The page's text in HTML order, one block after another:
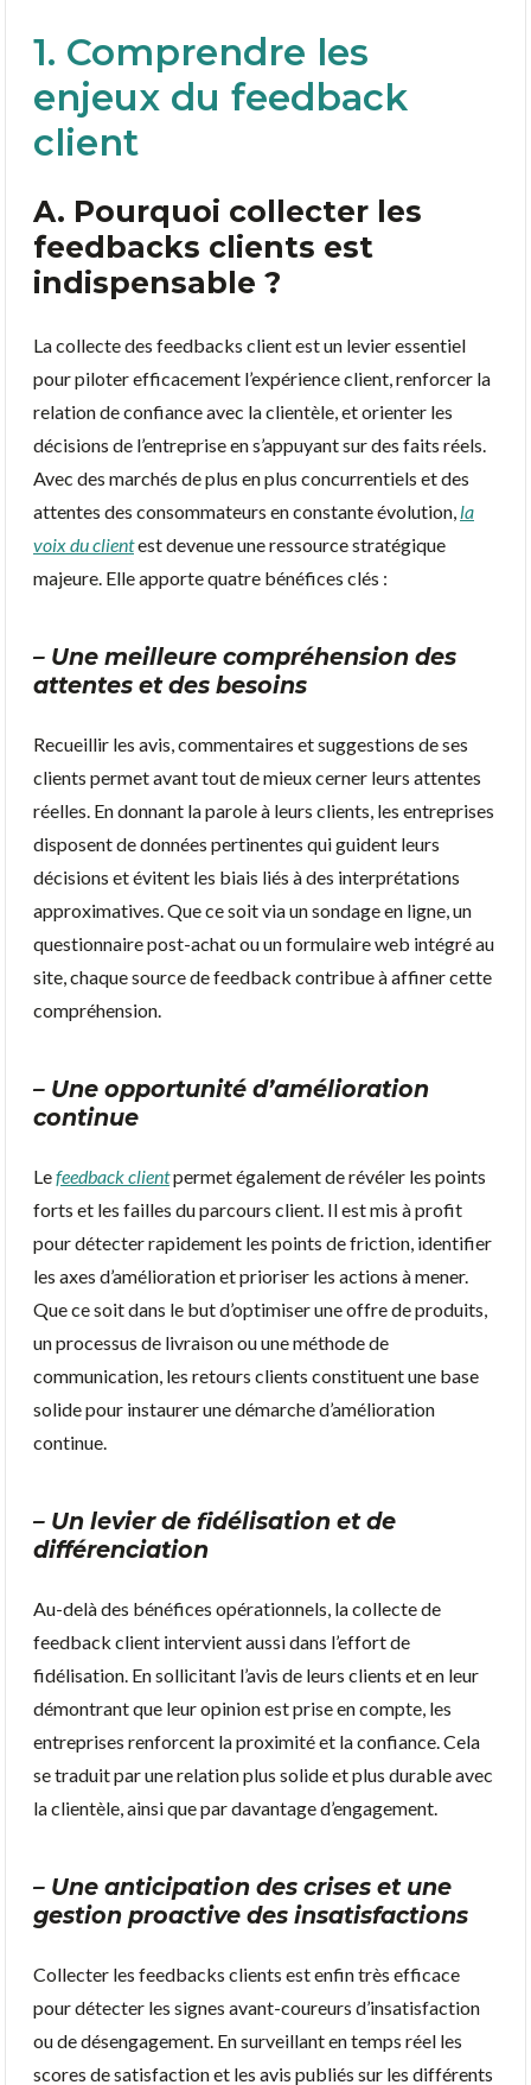
1. Comprendre les
enjeux du feedback
client
A. Pourquoi collecter les
feedbacks clients est
indispensable ?
La collecte des feedbacks client est un levier essentiel
pour piloter efficacement l’expérience client, renforcer la
relation de confiance avec la clientèle, et orienter les
décisions de l’entreprise en s’appuyant sur des faits réels.
Avec des marchés de plus en plus concurrentiels et des
attentes des consommateurs en constante évolution, la
voix du clientest devenue une ressource stratégique
majeure. Elle apporte quatre bénéfices clés :
– Une meilleure compréhension des
attentes et des besoins
Recueillir les avis, commentaires et suggestions de ses
clients permet avant tout de mieux cerner leurs attentes
réelles. En donnant la parole à leurs clients, les entreprises
disposent de données pertinentes qui guident leurs
décisions et évitent les biais liés à des interprétations
approximatives. Que ce soit via un sondage en ligne, un
questionnaire post-achat ou un formulaire web intégré au
site, chaque source de feedback contribue à affiner cette
compréhension.
– Une opportunité d’amélioration
continue
Lefeedback clientpermet également de révéler les points
forts et les failles du parcours client. Il est mis à profit
pour détecter rapidement les points de friction, identifier
les axes d’amélioration et prioriser les actions à mener.
Que ce soit dans le but d’optimiser une offre de produits,
un processus de livraison ou une méthode de
communication, les retours clients constituent une base
solide pour instaurer une démarche d’amélioration
continue.
– Un levier de fidélisation et de
différenciation
Au-delà des bénéfices opérationnels, la collecte de
feedback client intervient aussi dans l’effort de
fidélisation. En sollicitant l’avis de leurs clients et en leur
démontrant que leur opinion est prise en compte, les
entreprises renforcent la proximité et la confiance. Cela
se traduit par une relation plus solide et plus durable avec
la clientèle, ainsi que par davantage d’engagement.
– Une anticipation des crises et une
gestion proactive des insatisfactions
Collecter les feedbacks clients est enfin très efficace
pour détecter les signes avant-coureurs d’insatisfaction
ou de désengagement. En surveillant en temps réel les
scores de satisfaction et les avis publiés sur les différents